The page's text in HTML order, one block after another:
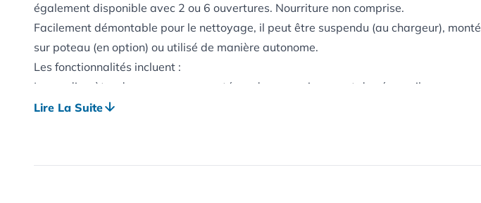
également disponible avec 2 ou 6 ouvertures. Nourriture non comprise.
Facilement démontable pour le nettoyage, il peut être suspendu (au chargeur), monté
sur poteau (en option) ou utilisé de manière autonome.
Les fonctionnalités incluent :
Large diamètre de cage pour se protéger des gros oiseaux et des écureuils.
Base en treillis métallique pour le drainage.
Lire La Suite